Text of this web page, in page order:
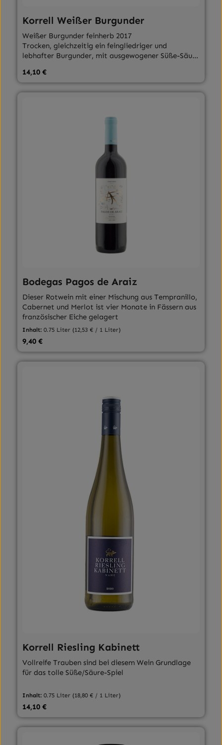
Korrell Weißer Burgunder
Weißer Burgunder feinherb 2017
Trocken, gleichzeitig ein feingliedriger und
lebhafter Burgunder, mit ausgewogener Süße-Säure
Regulärer Preis:
14,10 €
Bodegas Pagos de Araiz
Dieser Rotwein mit einer Mischung aus Tempranillo,
Cabernet und Merlot ist vier Monate in Fässern aus
französischer Eiche gelagert
Inhalt:0.75 Liter (12,53 € / 1 Liter)
Regulärer Preis:
9,40 €
Korrell Riesling Kabinett
Vollreife Trauben sind bei diesem Wein Grundlage
für das tolle Süße/Säure-Spiel
Inhalt:0.75 Liter (18,80 € / 1 Liter)
Regulärer Preis:
14,10 €